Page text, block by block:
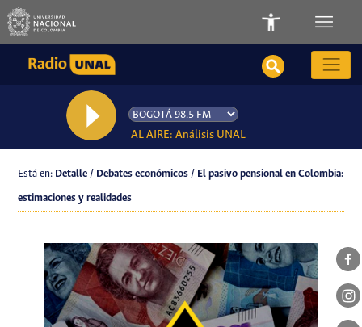
AL AIRE: Análisis UNAL
Está en: Detalle / Debates económicos / El pasivo pensional en Colombia:
estimaciones y realidades